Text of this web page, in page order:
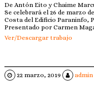
De Antón Eito y Chaime
Se celebrará el 26 de marzo
Costa del Edificio Paraninfo,
Presentado por Carmen
Ver/Descargar trabajo
22 marzo, 2019 admin